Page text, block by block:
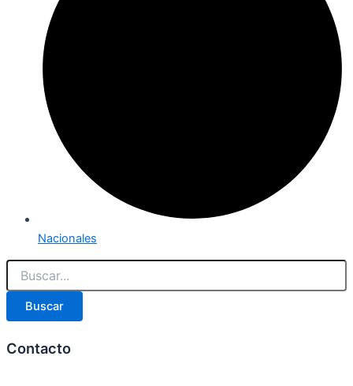
Nacionales
Buscar
Contacto